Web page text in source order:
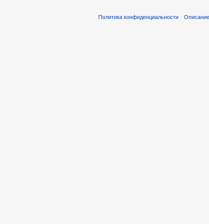
Политика конфиденциальности